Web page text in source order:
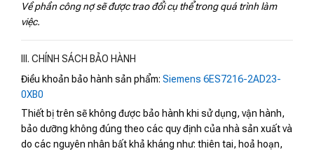
Về phần công nợ sẽ được trao đổi cụ thể trong quá trình làm
việc.
III. CHÍNH SÁCH BẢO HÀNH
Điều khoản bảo hành sản phẩm: Siemens 6ES7216-2AD23-
0XB0
Thiết bị trên sẽ không được bảo hành khi sử dụng, vận hành,
bảo dưỡng không đúng theo các quy định của nhà sản xuất và
do các nguyên nhân bất khả kháng như: thiên tai, hoả hoạn,